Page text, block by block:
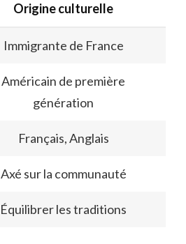
Origine culturelle
Immigrante de France
Américain de première
génération
Français, Anglais
Axé sur la communauté
Équilibrer les traditions